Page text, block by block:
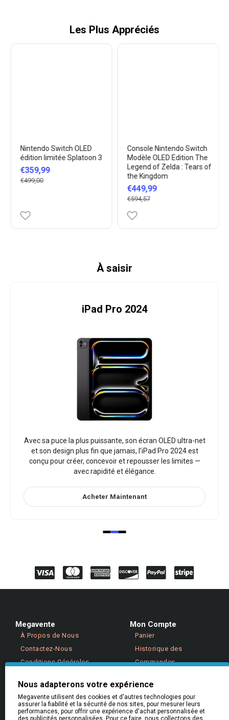
Les Plus Appréciés
Nintendo Switch OLED
édition limitée Splatoon 3
€359,99
€499,00
Console Nintendo Switch
Modèle OLED Edition The
Legend of Zelda : Tears of
the Kingdom
€449,99
€594,57
À saisir
iPad Pro 2024
Avec sa puce la plus puissante, son écran OLED ultra-net
et son design plus fin que jamais, l’iPad Pro 2024 est
conçu pour créer, concevoir et repousser les limites —
avec rapidité et élégance.
Acheter Maintenant
Megavente
À Propos de Nous
Contactez-Nous
Conditions Générales
Mon Compte
Panier
Historique des
Commandes
Aide & Informations
Aide
Nous adapterons votre expérience
Megavente utilisent des cookies et d'autres technologies pour
assurer la fiabilité et la sécurité de nos sites, pour mesurer leurs
performances, pour offrir une expérience d'achat personnalisée et
des publicités personnalisées. Pour ce faire, nous collectons des